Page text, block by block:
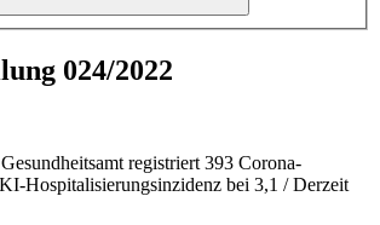
024/2022
registriert 393 Corona-
Hospitalisierungsinzidenz bei 3,1 / Derzeit